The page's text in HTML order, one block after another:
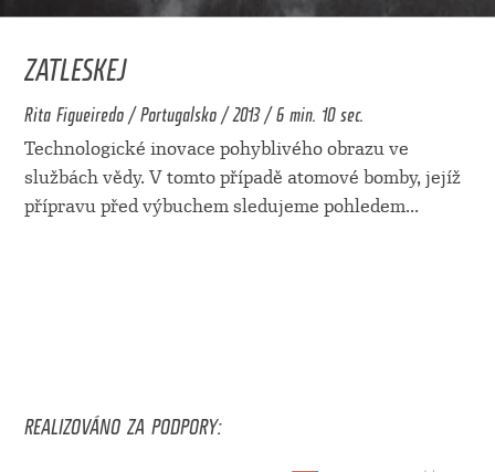
ZATLESKEJ
Rita Figueiredo / Portugalsko / 2013 / 6 min. 10 sec.
Technologické inovace pohyblivého obrazu ve
službách vědy. V tomto případě atomové bomby, jejíž
přípravu před výbuchem sledujeme pohledem...
REALIZOVÁNO ZA PODPORY: